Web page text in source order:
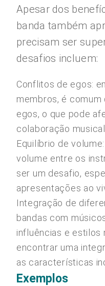
Apesar dos
banda também
precisam ser
desafios incluem:
Conflitos de egos:
membros, é
egos, o que pode
colaboração musical.
Equilíbrio de
volume entre os
ser um desafio,
apresentações ao
Integração de
bandas com
influências e estilos
encontrar uma
as características
Exemplos